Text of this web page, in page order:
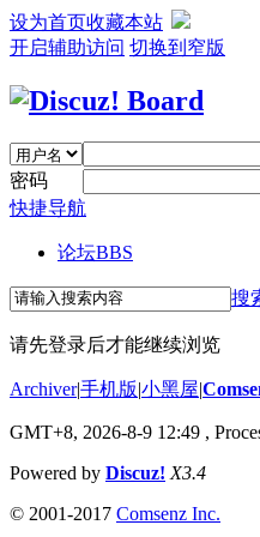
设为首页收藏本站
开启辅助访问 切换到窄版
密码
快捷导航
论坛BBS
搜
请先登录后才能继续浏览
Archiver|手机版|小黑屋|
GMT+8, 2026-8-9 12:49 ,
Powered by Discuz! X3.4
© 2001-2017 Comsenz Inc.